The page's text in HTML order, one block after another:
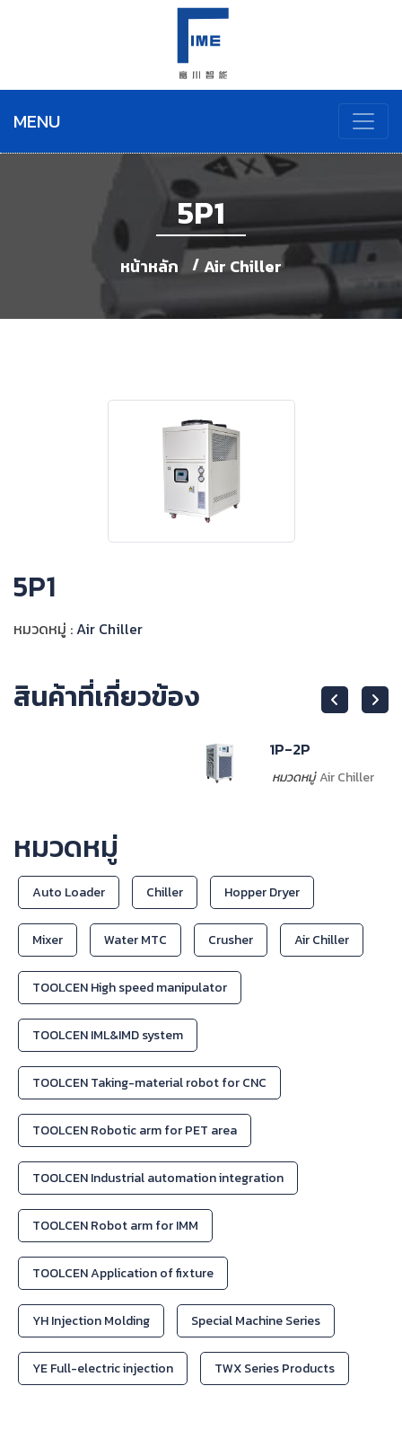
MENU
5P1
หน้าหลัก Air Chiller
5P1
หมวดหมู่ :Air Chiller
สินค้าที่เกี่ยวข้อง
หมวดหมู่
Auto Loader Chiller Hopper Dryer
Mixer Water MTC Crusher Air Chiller
TOOLCEN High speed manipulator
TOOLCEN IML&IMD system
TOOLCEN Taking-material robot for CNC
TOOLCEN Robotic arm for PET area
TOOLCEN Industrial automation integration
TOOLCEN Robot arm for IMM
TOOLCEN Application of fixture
YH Injection Molding Special Machine Series
YE Full-electric injection TWX Series Products